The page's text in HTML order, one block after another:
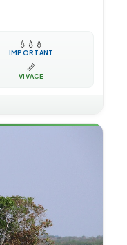
💧 💧 💧
IMPORTANT
📏
VIVACE